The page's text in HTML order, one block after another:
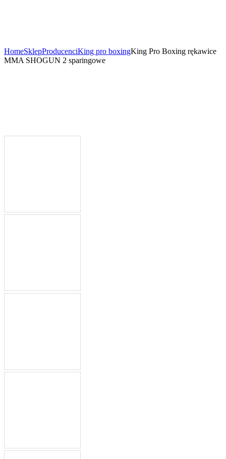
HomeSklepProducenciKing pro boxingKing Pro Boxing rękawice
MMA SHOGUN 2 sparingowe